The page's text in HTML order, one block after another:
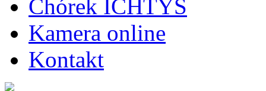
Chórek ICHTYS
Kamera online
Kontakt